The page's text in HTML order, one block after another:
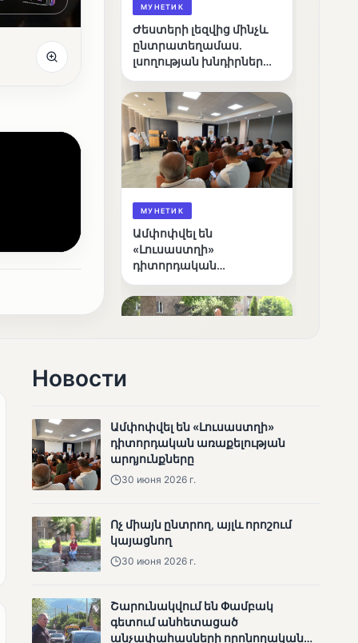
МУНЕТИК
Ժեստերի լեզվից մինչև
ընտրատեղամաս.
լսողության խնդիրներ
ճանապարհը
МУНЕТИК
Ամփոփվել են
«Լուսաստղի»
դիտորդական
արդյունքները
Ոչ միայն ընտրող, այլև
որոշում կայացնող
МУНЕТИК
Շարունակվում են
Новости
Ամփոփվել են «Լուսաստղի»
դիտորդական առաքելության
արդյունքները
30 июня 2026 г.
Ոչ միայն ընտրող, այլև որոշում
կայացնող
30 июня 2026 г.
Շարունակվում են Փամբակ
գետում անհետացած
անչափահասների որոնողական